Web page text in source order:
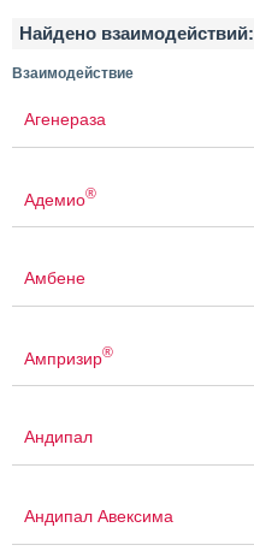
Найдено взаимодействий:
Взаимодействие
Агенераза
Адемио®
Амбене
Ампризир®
Андипал
Андипал Авексима